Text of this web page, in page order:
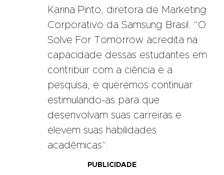
Karina Pinto, diretora de Marketing
Corporativo da Samsung Brasil. “O
Solve For Tomorrow acredita na
capacidade dessas estudantes em
contribuir com a ciência e a
pesquisa, e queremos continuar
estimulando-as para que
desenvolvam suas carreiras e
elevem suas habilidades
acadêmicas”.
PUBLICIDADE